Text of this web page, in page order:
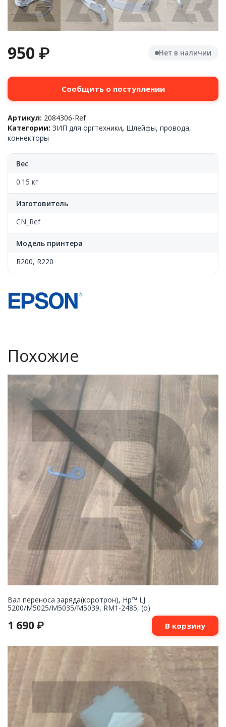
950 ₽ Нет в наличии
Сообщить о поступлении
Артикул: 2084306-Ref
Категории: ЗИП для оргтехники, Шлейфы, провода,
коннекторы
Вес
0.15 кг
Изготовитель
CN_Ref
Модель принтера
R200, R220
Похожие
Вал переноса заряда(коротрон), Hp™ LJ
5200/M5025/M5035/M5039, RM1-2485, (о)
1 690 ₽ В корзину